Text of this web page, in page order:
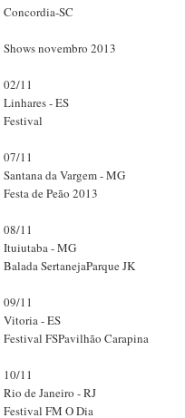
Concordia-SC
Shows novembro 2013
02/11
Linhares - ES
Festival
07/11
Santana da Vargem - MG
Festa de Peão 2013
08/11
Ituiutaba - MG
Balada SertanejaParque JK
09/11
Vitoria - ES
Festival FSPavilhão Carapina
10/11
Rio de Janeiro - RJ
Festival FM O Dia